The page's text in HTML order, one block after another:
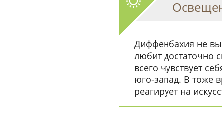
Диффенбахия не
любит достаточно
всего чувствует
юго-запад. В тоже
реагирует на